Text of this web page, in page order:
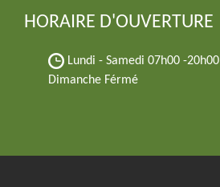
HORAIRE D'OUVERTURE
Lundi - Samedi 07h00 -20h00
Dimanche Férmé